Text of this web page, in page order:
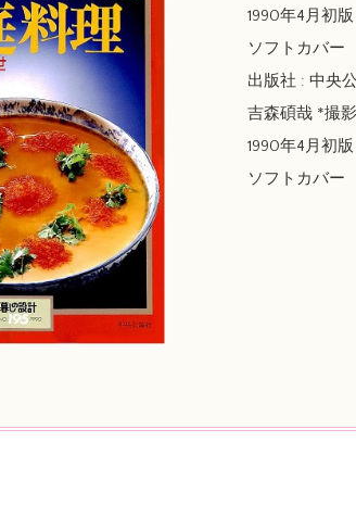
1990年4月初
ソフトカバー
出版社 : 中央
吉森碩哉 *撮影
1990年4月初
ソフトカバー